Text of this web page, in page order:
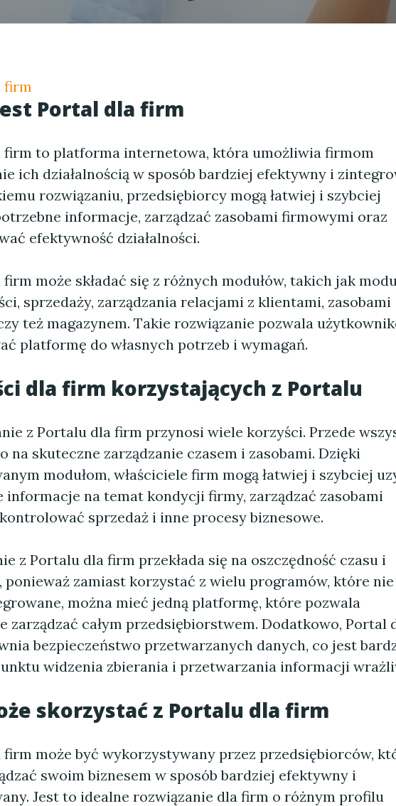
firm
Portal dla firm
firm to platforma internetowa, która umożliwia firmom
ich działalnością w sposób bardziej efektywny i
rozwiązaniu, przedsiębiorcy mogą łatwiej i szybciej
informacje, zarządzać zasobami firmowymi oraz
efektywność działalności.
może składać się z różnych modułów, takich jak
sprzedaży, zarządzania relacjami z klientami, zasobami
też magazynem. Takie rozwiązanie pozwala
platformę do własnych potrzeb i wymagań.
dla firm korzystających z Portalu
z Portalu dla firm przynosi wiele korzyści. Przede
na skuteczne zarządzanie czasem i zasobami. Dzięki
modułom, właściciele firm mogą łatwiej i szybciej
informacje na temat kondycji firmy, zarządzać zasobami
sprzedaż i inne procesy biznesowe.
z Portalu dla firm przekłada się na oszczędność czasu i
ponieważ zamiast korzystać z wielu programów, które nie
można mieć jedną platformę, które pozwala
zarządzać całym przedsiębiorstwem. Dodatkowo, Portal
bezpieczeństwo przetwarzanych danych, co jest
widzenia zbierania i przetwarzania informacji
skorzystać z Portalu dla firm
może być wykorzystywany przez przedsiębiorców,
swoim biznesem w sposób bardziej efektywny i
Jest to idealne rozwiązanie dla firm o różnym profilu